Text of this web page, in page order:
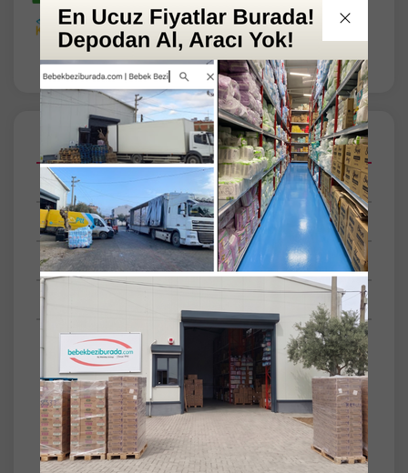
Açıklamalar
Taksit Seçenekleri
Tüm Yorumlar
Tüm Sorular
Tekli
Bref Power Aktiv Klozet Bloğu (İç Adet 1 Li
Pk) Okyanus Kokulu
- Bref Power Aktiv Okyanus, tuvaletteki